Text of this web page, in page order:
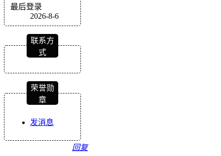
最后登录
2026-8-6
联系方
式
荣誉勋
章
发消息
回复